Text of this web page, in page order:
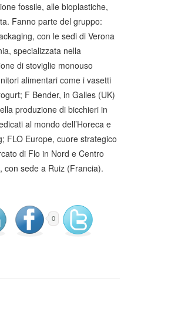
fossile, alle bioplastiche,
Fanno parte del gruppo:
con le sedi di Verona
specializzata nella
di stoviglie monouso
alimentari come i vasetti
F Bender, in Galles (UK)
produzione di bicchieri in
al mondo dell’Horeca e
FLO Europe, cuore strategico
di Flo in Nord e Centro
con sede a Ruiz (Francia).
0